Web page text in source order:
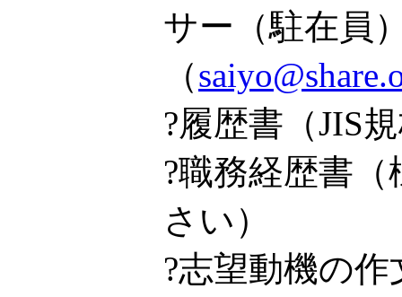
サー（駐在員
（
?履歴書（JIS
?職務経歴書
さい）
?志望動機の